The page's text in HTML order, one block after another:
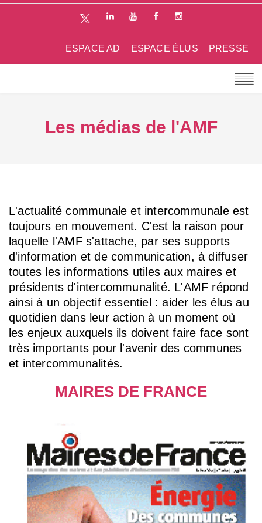
PRESSE
ESPACE ÉLUS
ESPACE AD
Les médias de l'AMF
L'actualité communale et intercommunale est
toujours en mouvement. C'est la raison pour
laquelle l'AMF s'attache, par ses supports
d'information et de communication, à diffuser
toutes les informations utiles aux maires et
présidents d'intercommunalité. L'AMF répond
ainsi à un objectif essentiel : aider les élus au
quotidien dans leur action à un moment où
les enjeux auxquels ils doivent faire face sont
très importants pour l'avenir des communes
et intercommunalités.
MAIRES DE FRANCE